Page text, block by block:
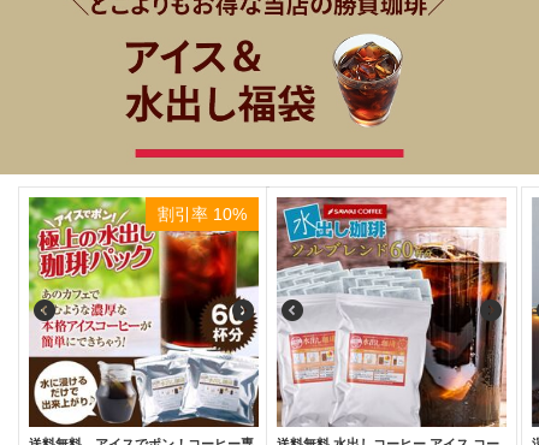
割引率 10%